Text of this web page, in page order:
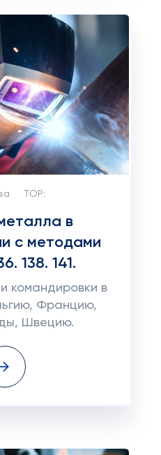
TOP:
в
с методами
138. 141.
командировки в
Францию,
Швецию.